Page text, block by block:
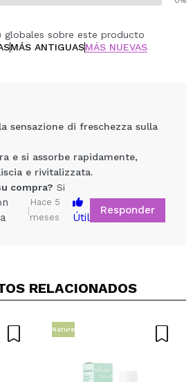
globales sobre este producto
MÁS ANTIGUASMÁS NUEVAS
su compra? Si No
sensazione di freschezza sulla
e si assorbe rapidamente,
e rivitalizzata.
compra? Si
|
Hace 5
meses
Útil
Responder
RELACIONADOS
Nature